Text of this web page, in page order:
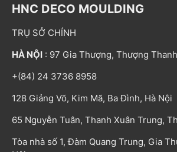
HNC DECO MOULDING
TRỤ SỞ CHÍNH
HÀ NỘI : 97 Gia Thượng, Thượng
+(84) 24 3736 8958
128 Giảng Võ, Kim Mã, Ba Đình, Hà Nội
65 Nguyễn Tuân, Thanh Xuân Trung,
Tòa nhà số 1, Đàm Quang Trung, Gia